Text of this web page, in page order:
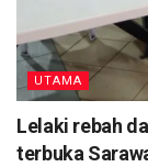
UTAMA
Lelaki rebah
terbuka